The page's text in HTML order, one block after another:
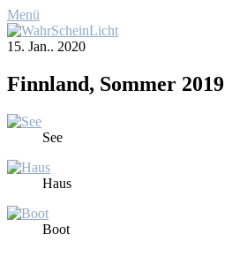
Menü
15. Jan.. 2020
Finn­land, Som­mer 2019
See
Haus
Boot